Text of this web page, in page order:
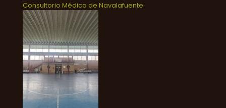
Consultorio Médico de Navalafuente